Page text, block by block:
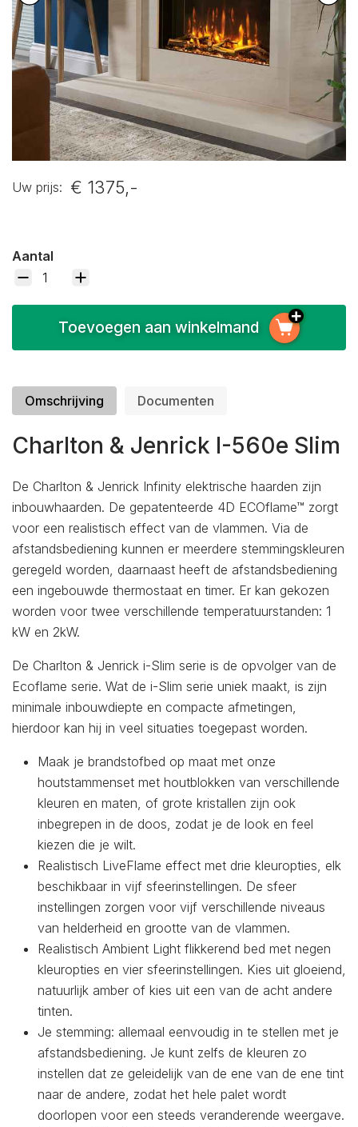
Omschrijving
Charlton & Jenrick I-560e Slim
De Charlton & Jenrick Infinity elektrische haarden zijn
inbouwhaarden. De gepatenteerde 4D ECOflame™ zorgt
voor een realistisch effect van de vlammen. Via de
afstandsbediening kunnen er meerdere stemmingskleuren
geregeld worden, daarnaast heeft de afstandsbediening
een ingebouwde thermostaat en timer. Er kan gekozen
worden voor twee verschillende temperatuurstanden: 1
kW en 2kW.
De Charlton & Jenrick i-Slim serie is de opvolger van de
Ecoflame serie. Wat de i-Slim serie uniek maakt, is zijn
minimale inbouwdiepte en compacte afmetingen,
hierdoor kan hij in veel situaties toegepast worden.
Maak je brandstofbed op maat met onze
houtstammenset met houtblokken van verschillende
kleuren en maten, of grote kristallen zijn ook
inbegrepen in de doos, zodat je de look en feel
kiezen die je wilt.
Realistisch LiveFlame effect met drie kleuropties, elk
beschikbaar in vijf sfeerinstellingen. De sfeer
instellingen zorgen voor vijf verschillende niveaus
van helderheid en grootte van de vlammen.
Realistisch Ambient Light flikkerend bed met negen
kleuropties en vier sfeerinstellingen. Kies uit gloeiend,
natuurlijk amber of kies uit een van de acht andere
tinten.
Je stemming: allemaal eenvoudig in te stellen met je
afstandsbediening. Je kunt zelfs de kleuren zo
instellen dat ze geleidelijk van de ene van de ene tint
naar de andere, zodat het hele palet wordt
doorlopen voor een steeds veranderende weergave.
Documenten
Uw prijs: € 1375,-
Aantal
Toevoegen aan winkelmand